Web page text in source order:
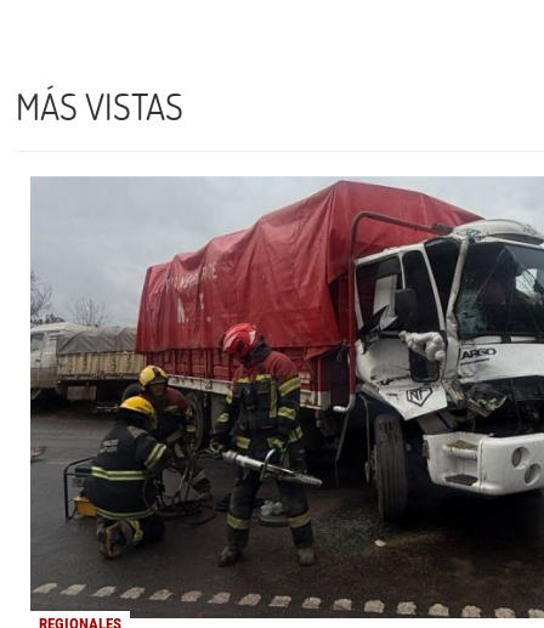
MÁS VISTAS
REGIONALES